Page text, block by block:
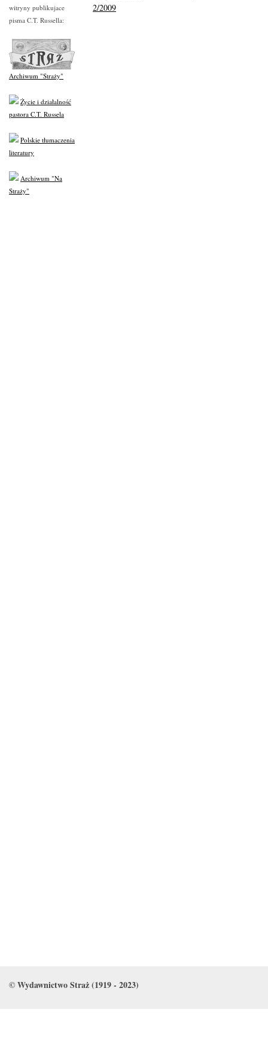
witryny publikujace
pisma C.T. Russella:
Archiwum "Straży"
Życie i działalność
pastora C.T. Russela
Polskie tłumaczenia
literatury
Archiwum "Na
Straży"
2/2009
© Wydawnictwo Straż (1919 - 2023)